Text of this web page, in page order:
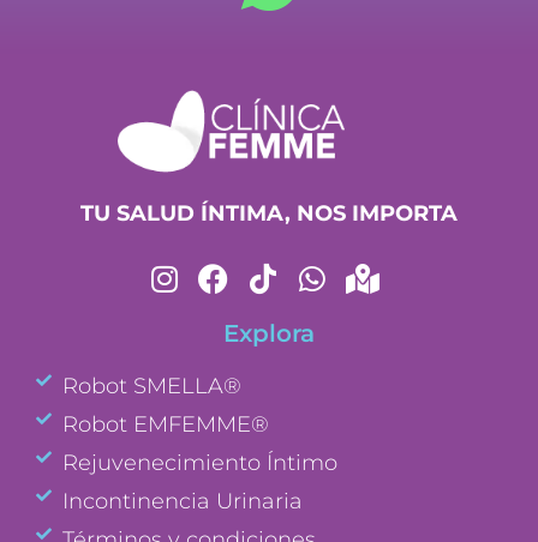
TU SALUD ÍNTIMA, NOS IMPORTA
Explora
Robot SMELLA®
Robot EMFEMME®
Rejuvenecimiento Íntimo
Incontinencia Urinaria